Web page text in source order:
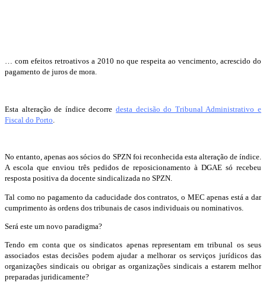
… com efeitos retroativos a 2010 no que respeita ao vencimento, acrescido do
pagamento de juros de mora.
Esta alteração de índice decorre desta decisão do Tribunal Administrativo e
Fiscal do Porto
No entanto, apenas aos sócios do SPZN foi reconhecida esta alteração de índice.
A escola que enviou três pedidos de reposicionamento à DGAE só recebeu
resposta positiva da docente sindicalizada no SPZN.
Tal como no pagamento da caducidade dos contratos, o MEC apenas está a dar
cumprimento às ordens dos tribunais de casos individuais ou nominativos.
Será este um novo paradigma?
Tendo em conta que os sindicatos apenas representam em tribunal os seus
associados estas decisões podem ajudar a melhorar os serviços jurídicos das
organizações sindicais ou obrigar as organizações sindicais a estarem melhor
preparadas juridicamente?